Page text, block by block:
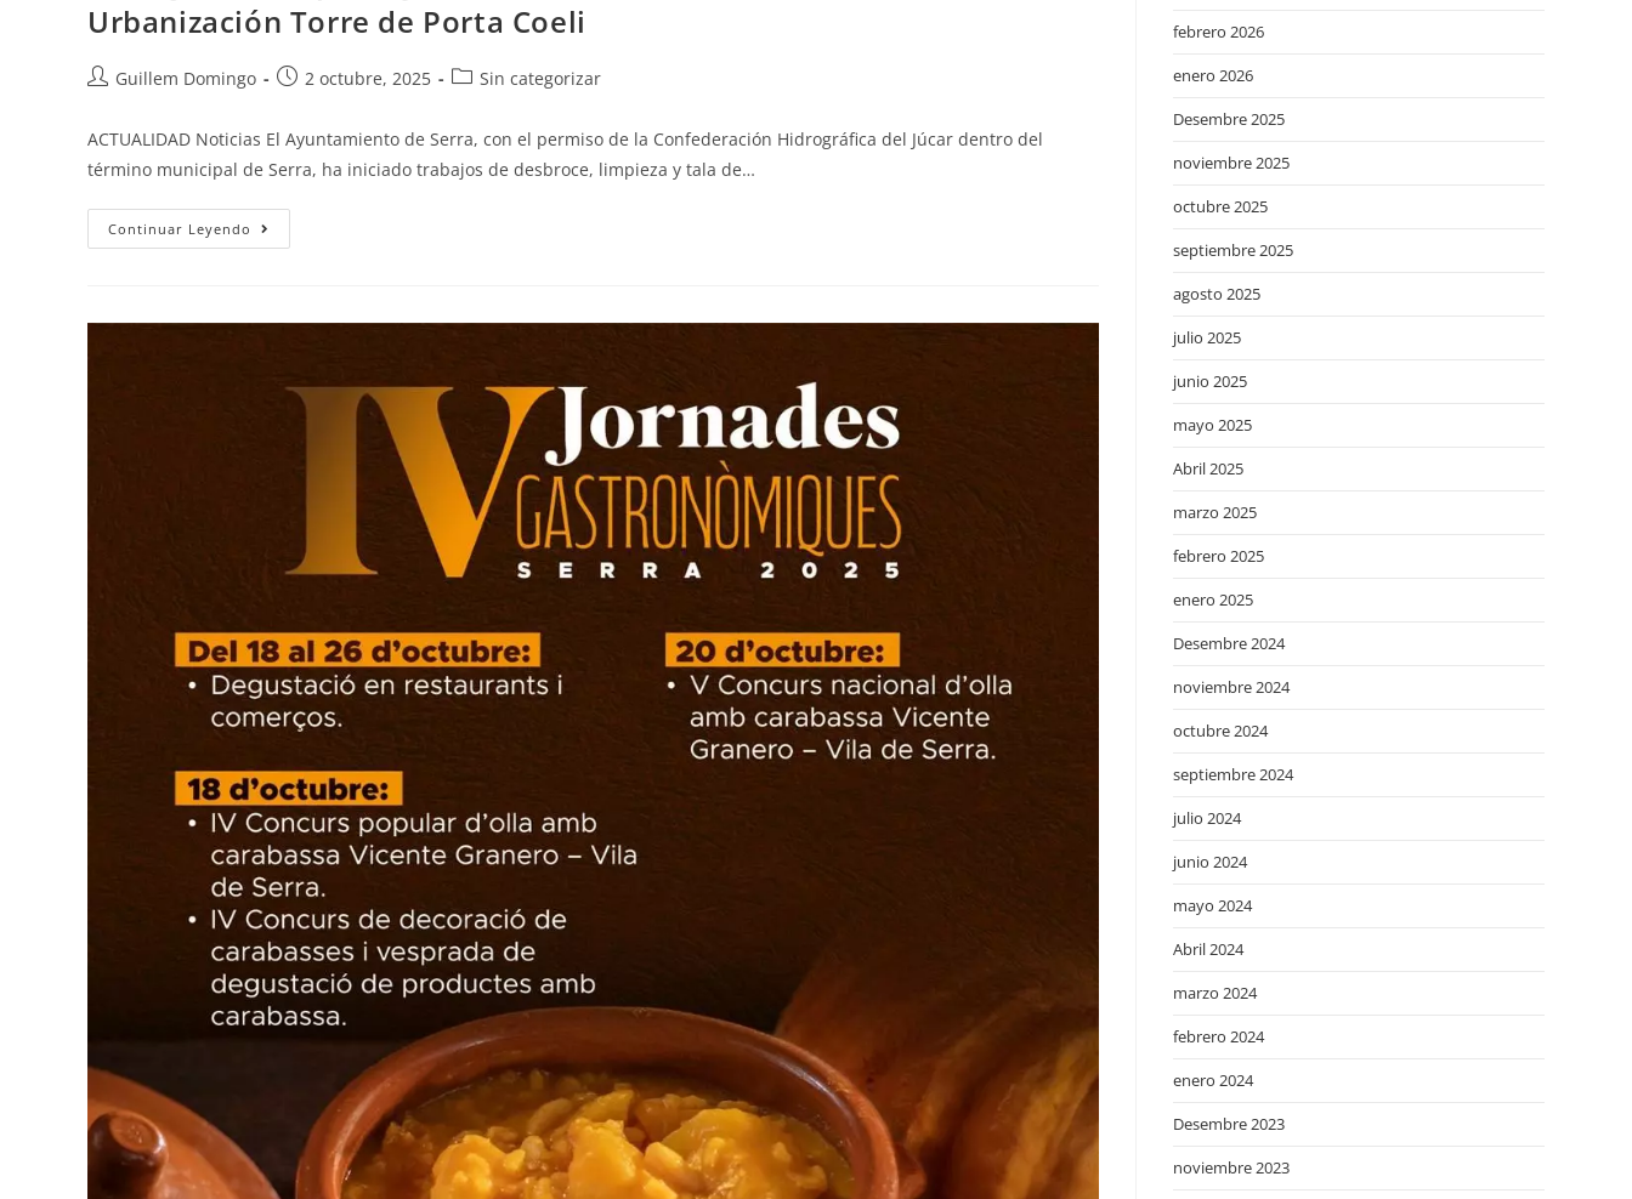
Urbanización Torre de Porta Coeli
Guillem Domingo 2 octubre, 2025 Sin categorizar
ACTUALIDAD Noticias El Ayuntamiento de Serra, con el permiso de la Confederación Hidrográfica del Júcar dentro del
término municipal de Serra, ha iniciado trabajos de desbroce, limpieza y tala de…
Continuar Leyendo
febrero 2026
enero 2026
Desembre 2025
noviembre 2025
octubre 2025
septiembre 2025
agosto 2025
julio 2025
junio 2025
mayo 2025
Abril 2025
marzo 2025
febrero 2025
enero 2025
Desembre 2024
noviembre 2024
octubre 2024
septiembre 2024
julio 2024
junio 2024
mayo 2024
Abril 2024
marzo 2024
febrero 2024
enero 2024
Desembre 2023
noviembre 2023